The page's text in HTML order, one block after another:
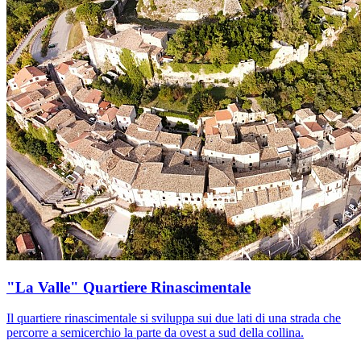
"La Valle" Quartiere Rinascimentale
Il quartiere rinascimentale si sviluppa sui due lati di una strada che
percorre a semicerchio la parte da ovest a sud della collina.